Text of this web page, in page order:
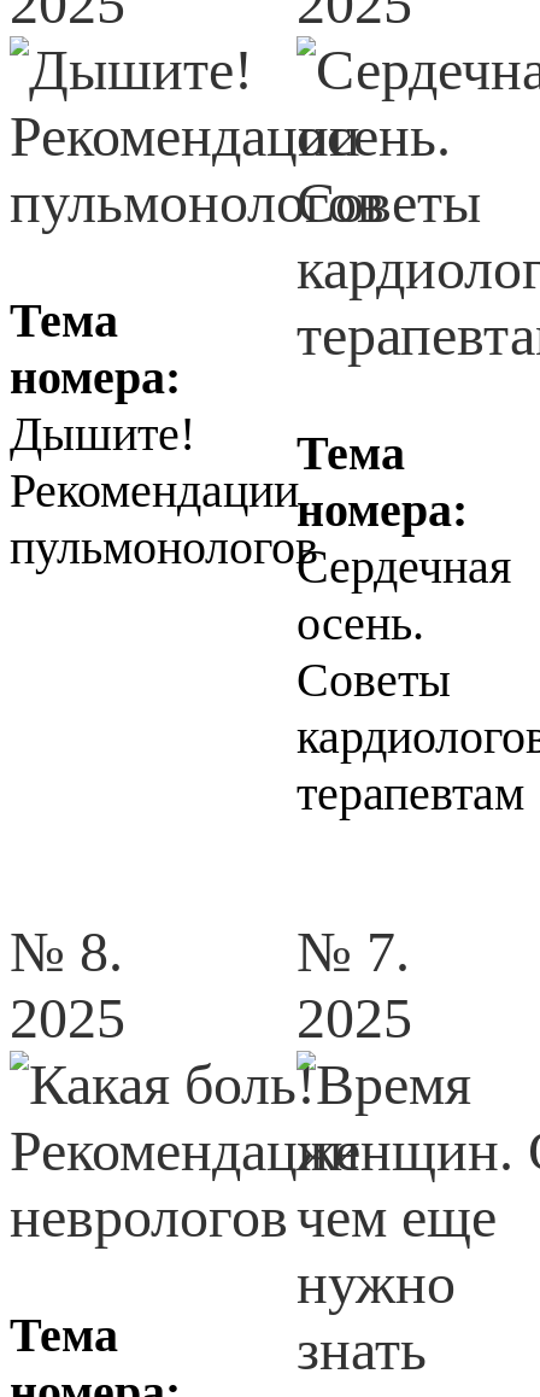
Тема
номера:
Дышите!
Рекомендации
пульмонологов
Тема
номера:
Сердечная
осень.
Советы
терапевтам
№ 8.
2025
Тема
№ 7.
2025